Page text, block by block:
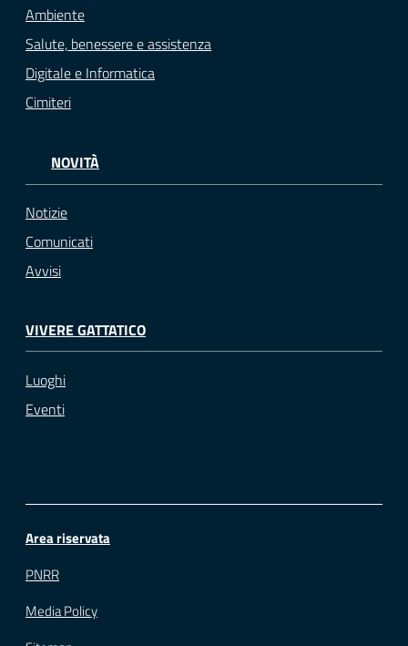
Ambiente
Salute, benessere e assistenza
Digitale e Informatica
Cimiteri
NOVITÀ
Notizie
Comunicati
Avvisi
VIVERE GATTATICO
Luoghi
Eventi
Area riservata
PNRR
Media Policy